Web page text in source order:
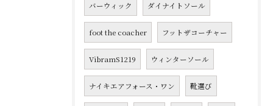
バーウィック ダイナイトソール
foot the coacher フットザコーチャー
VibramS1219 ウィンターソール
ナイキエアフォース・ワン 靴選び